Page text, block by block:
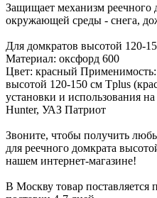
Защищает механизм реечного
окружающей среды - снега,
Для домкратов высотой 120-
Материал: оксфорд 600
Цвет: красный Применимость:
высотой 120-150 см Tplus
установки и использования
Hunter, УАЗ Патриот
Звоните, чтобы получить
для реечного домкрата
нашем интернет-магазине!
В Москву товар поставляется